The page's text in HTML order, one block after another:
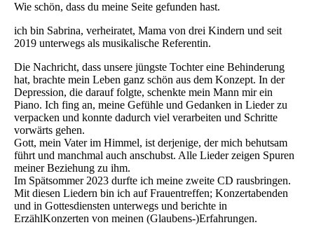
Wie schön, dass du meine Seite gefunden hast.
ich bin Sabrina, verheiratet, Mama von drei Kindern und seit
2019 unterwegs als musikalische Referentin.
Die Nachricht, dass unsere jüngste Tochter eine Behinderung
hat, brachte mein Leben ganz schön aus dem Konzept. In der
Depression, die darauf folgte, schenkte mein Mann mir ein
Piano. Ich fing an, meine Gefühle und Gedanken in Lieder zu
verpacken und konnte dadurch viel verarbeiten und Schritte
vorwärts gehen.
Gott, mein Vater im Himmel, ist derjenige, der mich behutsam
führt und manchmal auch anschubst. Alle Lieder zeigen Spuren
meiner Beziehung zu ihm.
Im Spätsommer 2023 durfte ich meine zweite CD rausbringen.
Mit diesen Liedern bin ich auf Frauentreffen; Konzertabenden
und in Gottesdiensten unterwegs und berichte in
ErzählKonzerten von meinen (Glaubens-)Erfahrungen.